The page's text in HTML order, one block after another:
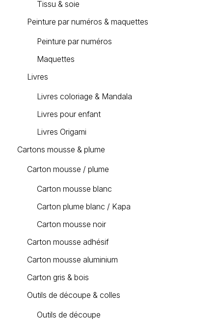
Tissu & soie
Peinture par numéros & maquettes
Peinture par numéros
Maquettes
Livres
Livres coloriage & Mandala
Livres pour enfant
Livres Origami
Cartons mousse & plume
Carton mousse / plume
Carton mousse blanc
Carton plume blanc / Kapa
Carton mousse noir
Carton mousse adhésif
Carton mousse aluminium
Carton gris & bois
Outils de découpe & colles
Outils de découpe